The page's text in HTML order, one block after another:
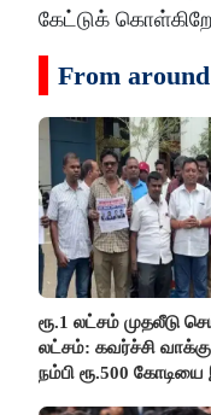
கேட்டுக்
From
ரூ.1 லட்சம் முதலீடு
லட்சம்: கவர்ச்சி
நம்பி ரூ.500